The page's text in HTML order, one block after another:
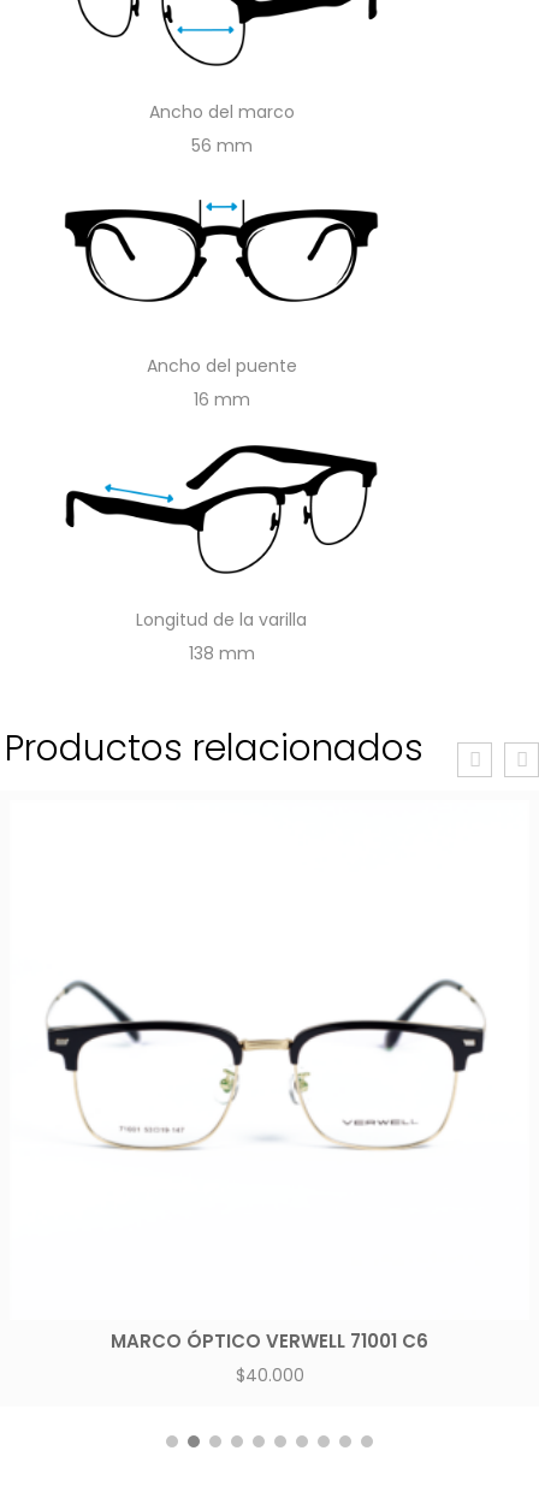
Ancho del marco
56
Ancho del puente
16
Longitud de la varilla
138
Productos relacionados
MARCO ÓPTICO VERWELL 71001 C6
$40.000